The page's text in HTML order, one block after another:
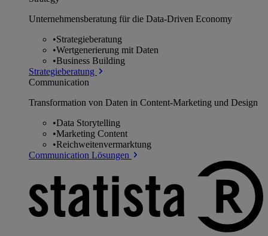
Unternehmens­beratung für die Data-Driven Economy
•Strategieberatung
•Wertgenerierung mit Daten
•Business Building
Strategieberatung
Communication
Transformation von Daten in Content-Marketing und Design
•Data Storytelling
•Marketing Content
•Reichweitenvermarktung
Communication Lösungen